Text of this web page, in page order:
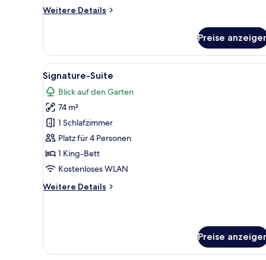
Weitere Details
Weitere
Suite
Preise
Alle
Fotos
für
Signature-
Suite
anzeigen
Ein Hotelzimmer mit einem
5
Signature-Suite
Blick auf den Garten
74 m²
1 Schlafzimmer
Platz für 4 Personen
1 King-Bett
Kostenloses WLAN
Weitere Details
Weitere
Preise